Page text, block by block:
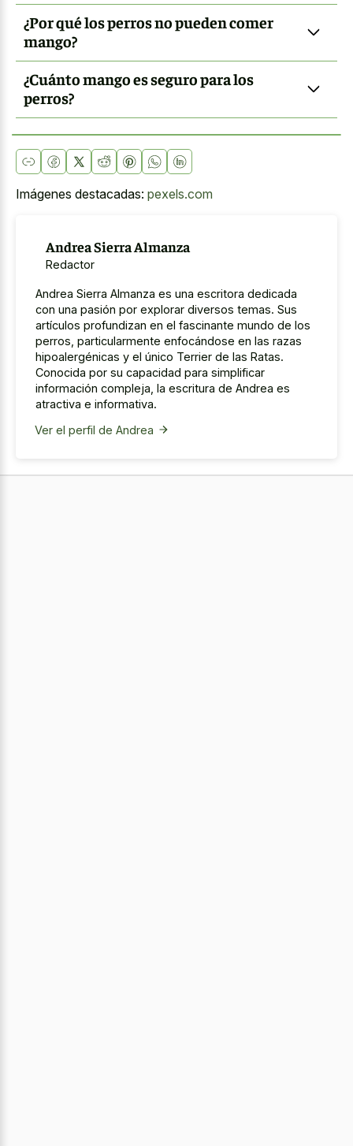
¿Por qué los perros no pueden comer
mango?
¿Cuánto mango es seguro para los
perros?
Imágenes destacadas: pexels.com
Andrea Sierra Almanza
Redactor
Andrea Sierra Almanza es una escritora dedicada
con una pasión por explorar diversos temas. Sus
artículos profundizan en el fascinante mundo de los
perros, particularmente enfocándose en las razas
hipoalergénicas y el único Terrier de las Ratas.
Conocida por su capacidad para simplificar
información compleja, la escritura de Andrea es
atractiva e informativa.
Ver el perfil de Andrea